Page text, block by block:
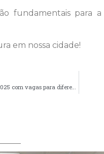
fundamentais
em nossa cidade!
Secretaria Municipal de Educação divulga edital de abertura do PSS 01/2025 com vagas para diferentes cargos!